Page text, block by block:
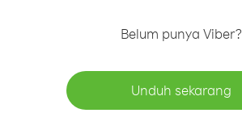
Belum punya Viber?
Unduh sekarang